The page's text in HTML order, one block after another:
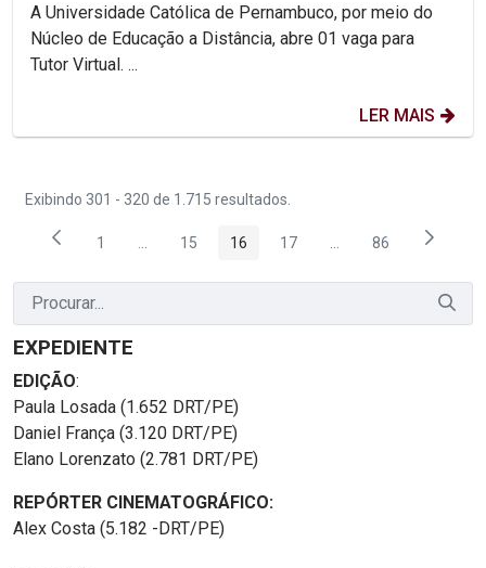
A Universidade Católica de Pernambuco, por meio do
Núcleo de Educação a Distância, abre 01 vaga para
Tutor Virtual. ...
LER MAIS
Exibindo 301 - 320 de 1.715 resultados.
Página
1 Páginas intermediárias Usar ABA para navegar.
Página
15 Página
16 Página
17 PáginasPágina
86
EXPEDIENTE
EDIÇÃO:
Paula Losada (1.652 DRT/PE)
Daniel França (3.120 DRT/PE)
Elano Lorenzato (2.781 DRT/PE)
REPÓRTER CINEMATOGRÁFICO:
Alex Costa (5.182 -DRT/PE)